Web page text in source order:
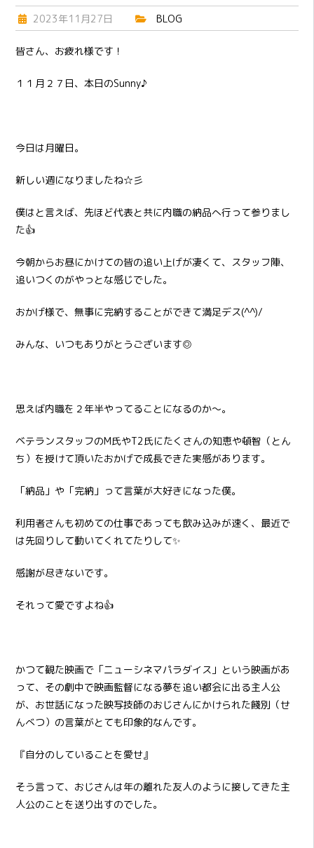
2023年11月27日 BLOG
皆さん、お疲れ様です！
１１月２７日、本日のSunny♪
今日は月曜日。
新しい週になりましたね☆彡
僕はと言えば、先ほど代表と共に内職の納品へ行って参りまし
た👍
今朝からお昼にかけての皆の追い上げが凄くて、スタッフ陣、
追いつくのがやっとな感じでした。
おかげ様で、無事に完納することができて満足デス(^^)/
みんな、いつもありがとうございます◎
思えば内職を２年半やってることになるのか～。
ベテランスタッフのM氏やT2氏にたくさんの知恵や頓智（とん
ち）を授けて頂いたおかげで成長できた実感があります。
「納品」や「完納」って言葉が大好きになった僕。
利用者さんも初めての仕事であっても飲み込みが速く、最近で
は先回りして動いてくれてたりして✨
感謝が尽きないです。
それって愛ですよね👍
かつて観た映画で「ニューシネマパラダイス」という映画があ
って、その劇中で映画監督になる夢を追い都会に出る主人公
が、お世話になった映写技師のおじさんにかけられた餞別（せ
んべつ）の言葉がとても印象的なんです。
『自分のしていることを愛せ』
そう言って、おじさんは年の離れた友人のように接してきた主
人公のことを送り出すのでした。